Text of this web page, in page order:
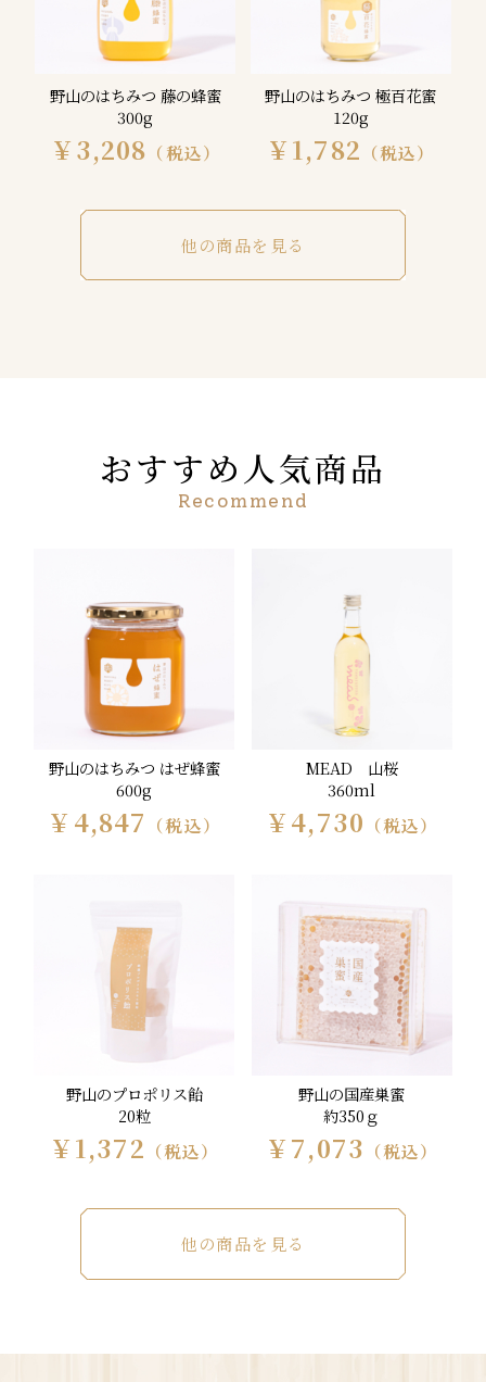
野山のはちみつ 藤の蜂蜜
300g
￥3,208 （税込）
野山のはちみつ 極百花蜜
120g
￥1,782 （税込）
他の商品を見る
おすすめ人気商品
Recommend
野山のはちみつ はぜ蜂蜜
600g
￥4,847 （税込）
MEAD 山桜
360ml
￥4,730 （税込）
野山のプロポリス飴
20粒
￥1,372 （税込）
野山の国産巣蜜
約350ｇ
￥7,073 （税込）
他の商品を見る